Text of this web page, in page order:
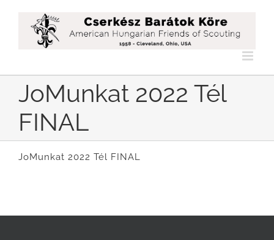
content
JoMunkat 2022 Tél
FINAL
JoMunkat 2022 Tél FINAL